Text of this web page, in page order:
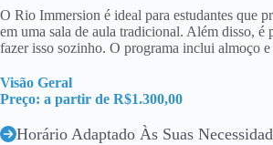
O Rio Immersion é ideal para estudantes que
em uma sala de aula tradicional. Além disso,
fazer isso sozinho. O programa inclui almoço e
Visão Geral
Preço: a partir de R$1.300,00
Horário Adaptado Às Suas